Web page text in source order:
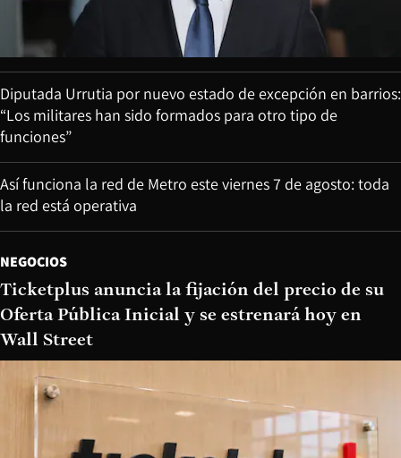
Diputada Urrutia por nuevo estado de excepción en barrios:
“Los militares han sido formados para otro tipo de
funciones”
Así funciona la red de Metro este viernes 7 de agosto: toda
la red está operativa
NEGOCIOS
Ticketplus anuncia la fijación del precio de su
Oferta Pública Inicial y se estrenará hoy en
Wall Street